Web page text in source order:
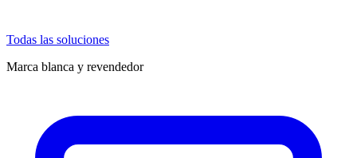
Todas las soluciones
Marca blanca y revendedor